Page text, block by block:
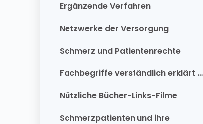
Ergänzende Verfahren
Netzwerke der Versorgung
Schmerz und Patientenrechte
Fachbegriffe verständlich erklärt …
Nützliche Bücher-Links-Filme
Schmerzpatienten und ihre